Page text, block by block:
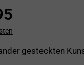
Preis
gesteckten